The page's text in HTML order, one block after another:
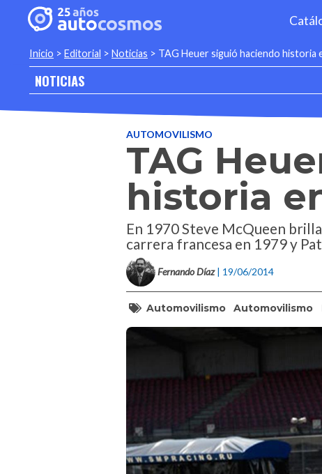
Inicio > Editorial > Noticias > TAG Heuer siguió haciendo historia
NOTICIAS
AUTOMOVILISMO
TAG
historia
En 1970 Steve McQueen
carrera francesa en 1979 y
Fernando Díaz | 19/06/2014
Automovilismo Automovilismo